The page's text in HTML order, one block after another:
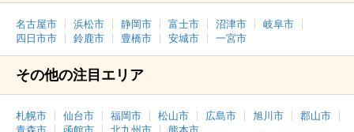
名古屋市 浜松市 静岡市 富士市 沼津市
岐阜市
四日市市
鈴鹿市 豊橋市 安城市 一宮市
その他の注目エリア
札幌市 仙台市 福岡市 松山市 広島市 旭川市
郡山市